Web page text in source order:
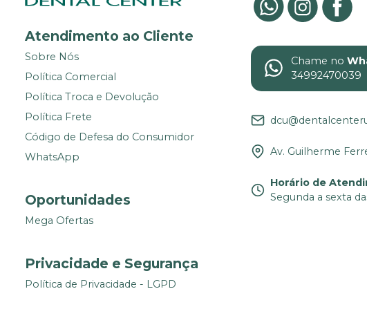
Atendimento ao Cliente
Sobre Nós
Política Comercial
Política Troca e Devolução
Política Frete
Código de Defesa do Consumidor
WhatsApp
Oportunidades
Mega Ofertas
Privacidade e Segurança
Política de Privacidade - LGPD
Chame no
34992470039
Av. Guilherme
Horário de
Segunda a sexta